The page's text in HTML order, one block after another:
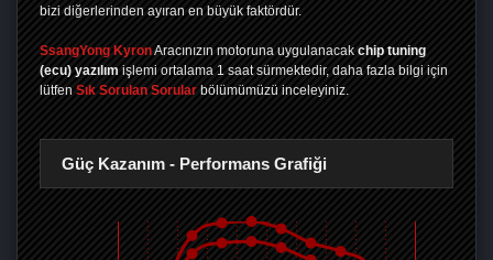
bizi diğerlerinden ayıran en büyük faktördür.
SsangYong KyronAracınızın motoruna uygulanacak chip tuning
(ecu) yazılım işlemi ortalama 1 saat sürmektedir, daha fazla bilgi için
lütfen Sık Sorulan Sorular bölümümüzü inceleyiniz.
Güç Kazanım - Performans Grafiği